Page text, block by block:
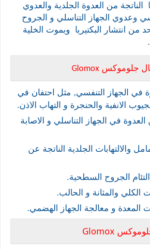
الناتجة من العدوة الجلدية والعدوي
وعدوي الجهاز التناسلي و الجروح
من انتشار البكتيريا ويموت الخلية
جلوموكس Glomox
في الجهاز التنفسي, مثل احتفان في
الانفية والحنجرة و التهاب الاذن.
في الجهاز التناسلي و الاصابة
والالتهابات الجلدية الناتجة عن
الجروح السطحية.
الكلي والمثانة و الحالب.
المعدة و معالجة الجهاز الهضمي.
Glomox